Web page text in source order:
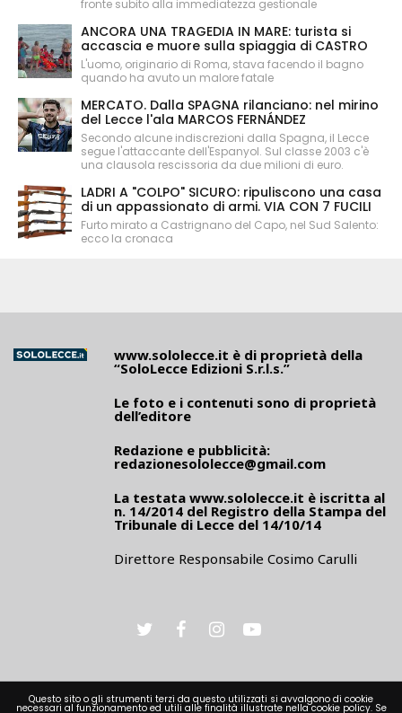
fronte subito alla immediatezza gestionale
ANCORA UNA TRAGEDIA IN MARE: turista si
accascia e muore sulla spiaggia di CASTRO
L'uomo, originario di Roma, stava facendo il bagno
quando ha avuto un malore fatale
MERCATO. Dalla SPAGNA rilanciano: nel mirino
del Lecce l'ala MARCOS FERNÁNDEZ
Secondo alcune indiscrezioni dalla Spagna, il Lecce
segue l'attaccante dell'Espanyol. Sul classe 2003 c'è
una clausola rescissoria da due milioni di euro.
LADRI A "COLPO" SICURO: ripuliscono una casa
di un appassionato di armi. VIA CON 7 FUCILI
Furto mirato a Castrignano del Capo, nel Sud Salento:
ecco la cronaca
www.sololecce.it è di proprietà della
“SoloLecce Edizioni S.r.l.s.”
Le foto e i contenuti sono di proprietà
dell’editore
Redazione e pubblicità:
redazionesololecce@gmail.com
La testata www.sololecce.it è iscritta al
n. 14/2014 del Registro della Stampa del
Tribunale di Lecce del 14/10/14
Direttore Responsabile Cosimo Carulli
Questo sito o gli strumenti terzi da questo utilizzati si avvalgono di cookie
necessari al funzionamento ed utili alle finalità illustrate nella cookie policy. Se